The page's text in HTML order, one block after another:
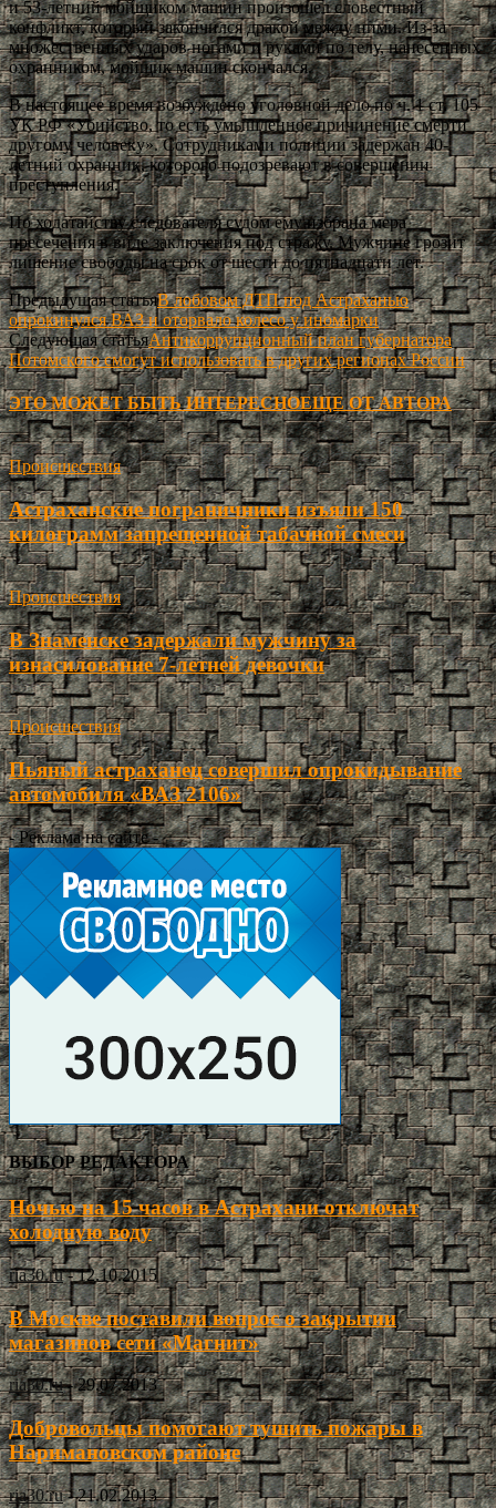
и 53-летний мойщиком машин произошел словестный
конфликт, который закончился дракой между ними. Из-за
множественных ударов ногами и руками по телу, нанесенных
охранником, мойщик машин скончался.
В настоящее время возбуждено уголовной дело по ч. 1 ст. 105
УК РФ «Убийство, то есть умышленное причинение смерти
другому человеку». Сотрудниками полиции задержан 40-
летний охранник, которого подозревают в совершении
преступления.
По ходатайству следователя судом ему избрана мера
пресечения в виде заключения под стражу. Мужчине грозит
лишение свободы на срок от шести до пятнадцати лет.
Предыдущая статьяВ лобовом ДТП под Астраханью
опрокинулся ВАЗ и оторвало колесо у иномарки
Следующая статьяАнтикоррупционный план губернатора
Потомского смогут использовать в других регионах России
ЭТО МОЖЕТ БЫТЬ ИНТЕРЕСНОЕЩЕ ОТ АВТОРА
Происшествия
Астраханские пограничники изъяли 150
килограмм запрещенной табачной смеси
Происшествия
В Знаменске задержали мужчину за
изнасилование 7-летней девочки
Происшествия
Пьяный астраханец совершил опрокидывание
автомобиля «ВАЗ 2106»
- Реклама на сайте -
ВЫБОР РЕДАКТОРА
Ночью на 15 часов в Астрахани отключат
холодную воду
ria30.ru - 12.10.2015
В Москве поставили вопрос о закрытии
магазинов сети «Магнит»
ria30.ru - 29.07.2013
Добровольцы помогают тушить пожары в
Наримановском районе
ria30.ru - 21.02.2013